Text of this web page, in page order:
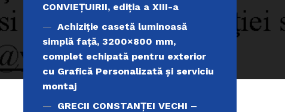
CONVIEŢUIRII, ediţia a XIII-a
Achiziție casetă luminoasă
simplă față, 3200×800 mm,
complet echipată pentru exterior
cu Grafică Personalizată și serviciu
montaj
GRECII CONSTANȚEI VECHI –